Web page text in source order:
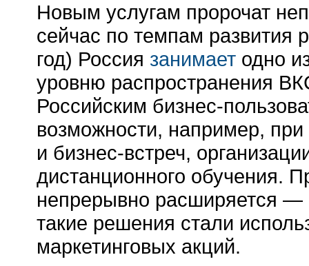
Новым услугам пророчат
сейчас по темпам
год) Россия занимает одно
уровню распространения
Российским бизнес-
возможности, например,
и бизнес-встреч,
дистанционного обучения.
непрерывно расширяется —
такие решения стали
маркетинговых акций.